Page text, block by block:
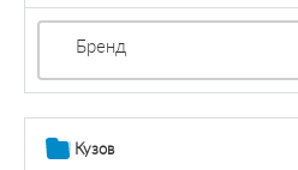
Бренд
Кузов